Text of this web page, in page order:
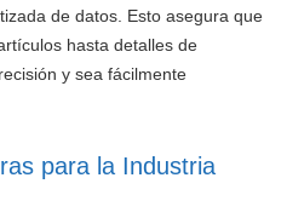
de datos. Esto asegura que
hasta detalles de
y sea fácilmente
para la Industria